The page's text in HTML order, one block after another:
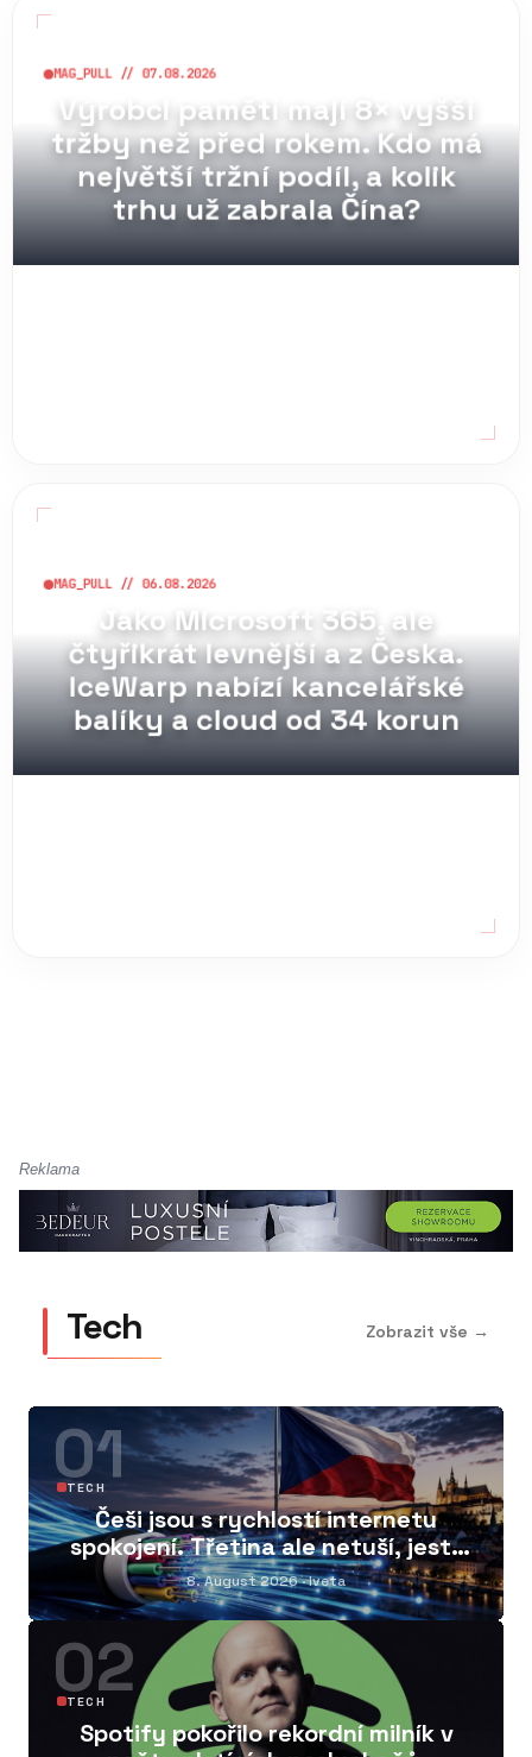
Výrobci pamětí mají 8× vyšší
tržby než před rokem. Kdo má
největší tržní podíl, a kolik
trhu už zabrala Čína?
čtyřikrát levnější a z Česka.
IceWarp nabízí kancelářské
balíky a cloud od 34 korun
Reklama
Tech Zobrazit vše →
01
TECH
Češi jsou s rychlostí internetu
spokojení. Třetina ale netuší, jestli
má doma dostupnou optiku
8. August 2026· Iveta
02
TECH
Spotify pokořilo rekordní milník v